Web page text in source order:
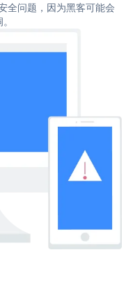
全问题，因为黑客可能会